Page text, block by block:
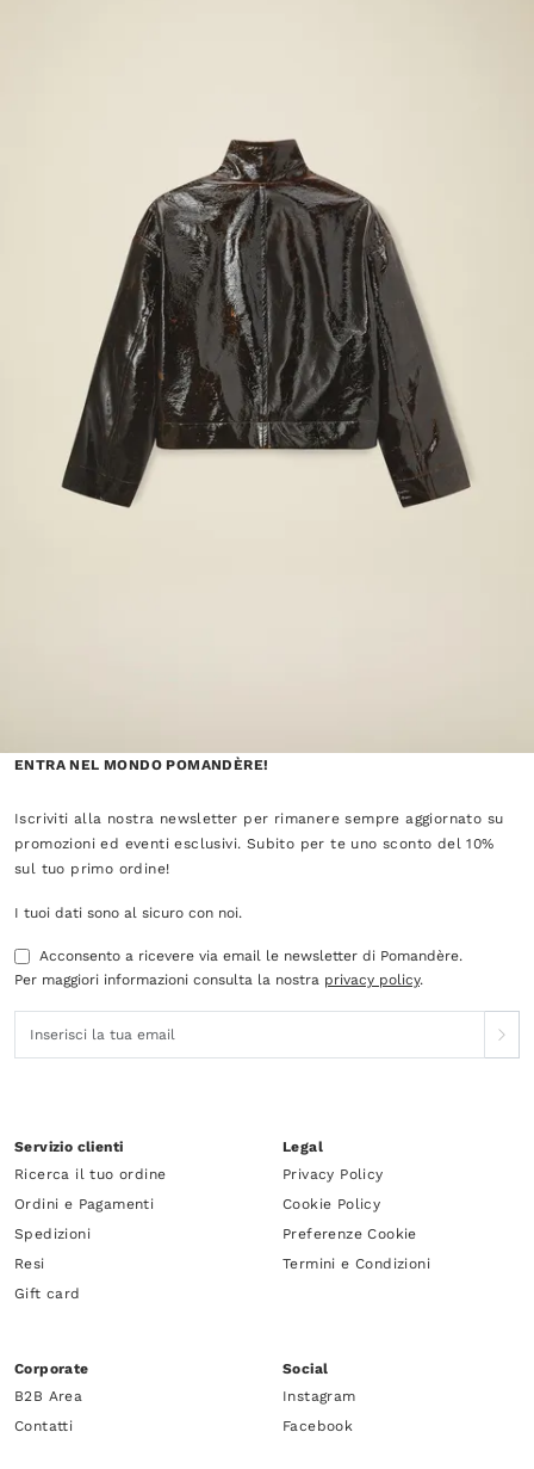
ENTRA NEL MONDO POMANDÈRE!
Iscriviti alla nostra newsletter per rimanere sempre aggiornato su
promozioni ed eventi esclusivi. Subito per te uno sconto del 10%
sul tuo primo ordine!
I tuoi dati sono al sicuro con noi.
Acconsento a ricevere via email le newsletter di Pomandère.
Per maggiori informazioni consulta la nostra privacy policy.
Servizio clienti
Ricerca il tuo ordine
Ordini e Pagamenti
Spedizioni
Resi
Gift card
Legal
Privacy Policy
Cookie Policy
Preferenze Cookie
Termini e Condizioni
Corporate
B2B Area
Contatti
Social
Instagram
Facebook